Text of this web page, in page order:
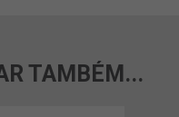
TAMBÉM...